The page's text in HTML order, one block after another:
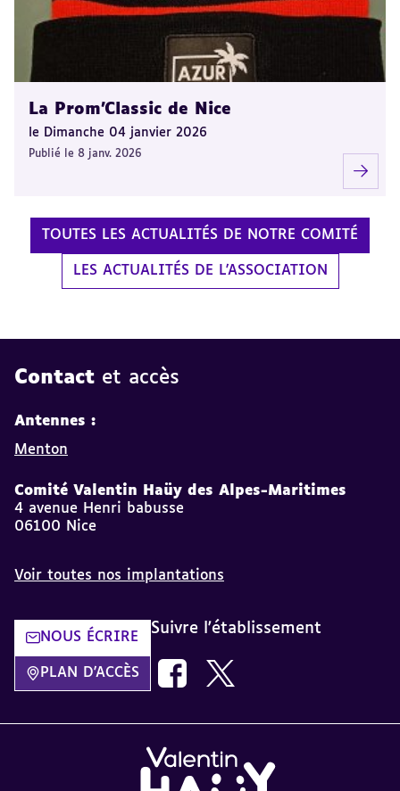
La Prom'Classic de Nice
le Dimanche 04 janvier 2026
Publié le 8 janv. 2026
TOUTES LES ACTUALITÉS DE NOTRE COMITÉ
LES ACTUALITÉS DE L'ASSOCIATION
Contact et accès
Antennes :
Menton
Comité Valentin Haüy des Alpes-Maritimes
4 avenue Henri babusse
06100 Nice
Voir toutes nos implantations
NOUS ÉCRIRE
PLAN D'ACCÈS
Suivre l'établissement
Nous suivre sur Facebook AVH
Nous suivre sur Twitter